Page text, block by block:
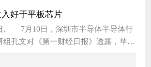
好于平板芯片
, 7月10日，深圳市半导体半导体行
组孔文对《第一财经日报》透露，苹果